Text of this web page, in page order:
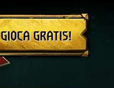
GIOCA GRATIS!